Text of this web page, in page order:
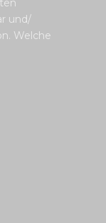
und/
Welche